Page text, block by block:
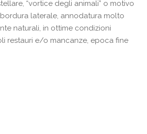
“vortice degli animali” o motivo
laterale, annodatura molto
naturali, in ottime condizioni
restauri e/o mancanze, epoca fine